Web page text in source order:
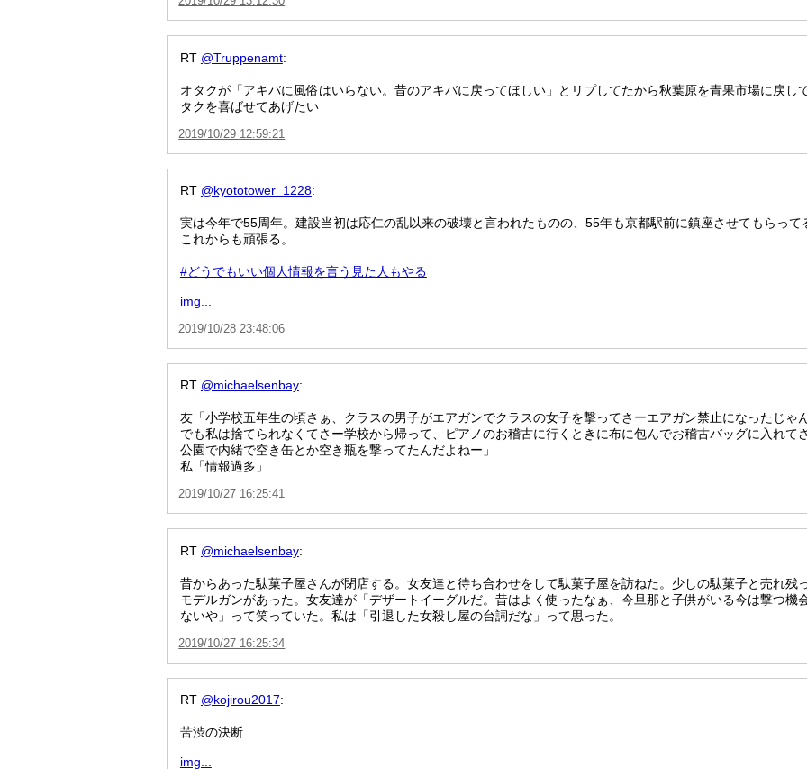
RT @Truppenamt:
オタクが「アキバに風俗はいらない。昔のアキバに戻ってほしい」とリプしてたから秋葉原を青果市場に戻し
タクを喜ばせてあげたい
2019/10/29 12:59:21
RT @kyototower_1228:
実は今年で55周年。建設当初は応仁の乱以来の破壊と言われたものの、55年も京都駅前に鎮座させてもらって
これからも頑張る。
#どうでもいい個人情報を言う見た人もやる
img...
2019/10/28 23:48:06
RT @michaelsenbay:
友「小学校五年生の頃さぁ、クラスの男子がエアガンでクラスの女子を撃ってさーエアガン禁止になったじゃん
でも私は捨てられなくてさー学校から帰って、ピアノのお稽古に行くときに布に包んでお稽古バッグに入れて
公園で内緒で空き缶とか空き瓶を撃ってたんだよねー」
私「情報過多」
2019/10/27 16:25:41
RT @michaelsenbay:
昔からあった駄菓子屋さんが閉店する。女友達と待ち合わせをして駄菓子屋を訪ねた。少しの駄菓子と売れ残
モデルガンがあった。女友達が「デザートイーグルだ。昔はよく使ったなぁ、今旦那と子供がいる今は撃つ機
ないや」って笑っていた。私は「引退した女殺し屋の台詞だな」って思った。
2019/10/27 16:25:34
RT @kojirou2017:
苦渋の決断
img...